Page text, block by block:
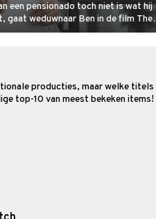
een pensionado toch niet is wat hij
gaat weduwnaar Ben in de film The
de hippe webwinkel van Jules, wat
producties, maar welke titels
top-10 van meest bekeken items!